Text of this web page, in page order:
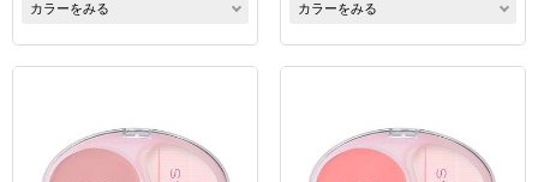
カラーをみる カラーをみる